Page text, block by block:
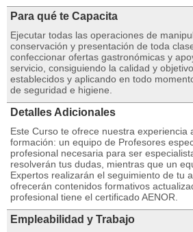
Para qué te Capacita
Ejecutar todas las operaciones de
conservación y presentación de toda
confeccionar ofertas gastronómicas y
servicio, consiguiendo la calidad y
establecidos y aplicando en todo
de seguridad e higiene.
Detalles Adicionales
Este Curso te ofrece nuestra experiencia
formación: un equipo de Profesores
profesional necesaria para ser
resolverán tus dudas, mientras que un
Expertos realizarán el seguimiento de tu
ofrecerán contenidos formativos
profesional tiene el certificado AENOR.
Empleabilidad y Trabajo